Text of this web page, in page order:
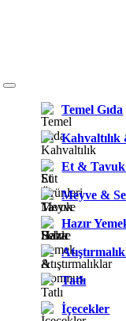
Temel Gıda
Et &
Meyve &
Hazır
Tatlı
İçecekler